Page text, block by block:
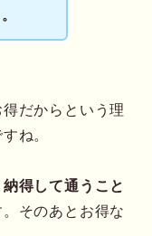
だからという理
ね。
得して通うこと
。そのあとお得な